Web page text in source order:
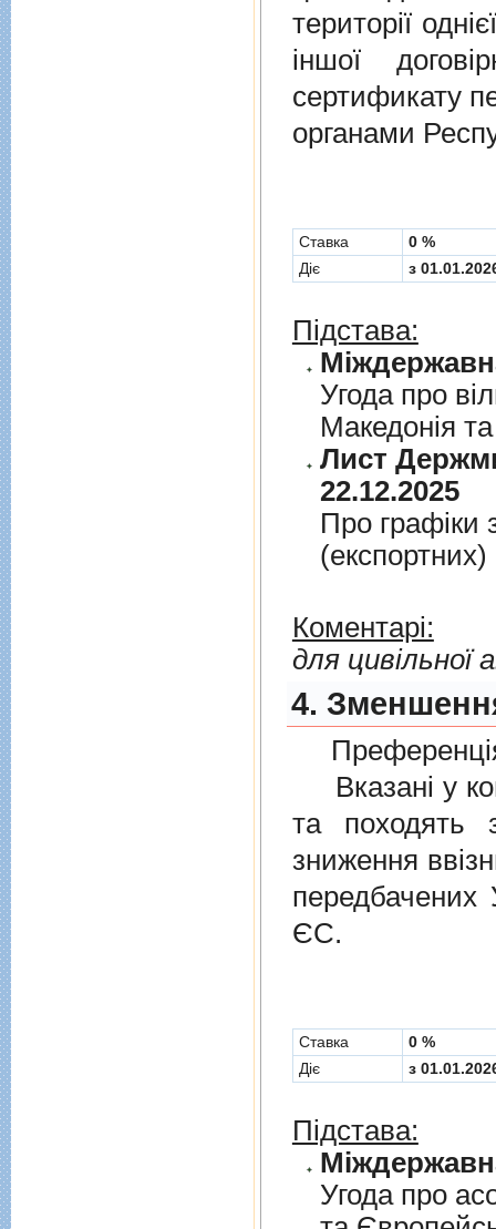
території
іншої
сертификату
органами
Cтавка
0 %
Діє
з
Підстава:
Угода про
Македонiя
Лист
22.12.2025
Про графiки
Коментарі:
для цивільної
4.
Вказані у
та походять
зниження
передбачених
ЄС.
Cтавка
0 %
Діє
з
Підстава:
Угода про